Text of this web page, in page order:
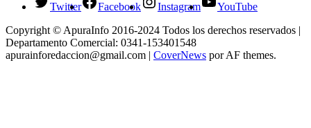
Twitter Facebook Instagram
YouTube
Copyright © ApuraInfo 2016-2024 Todos los derechos reservados |
Departamento Comercial: 0341-153401548
apurainforedaccion@gmail.com | CoverNews por AF themes.